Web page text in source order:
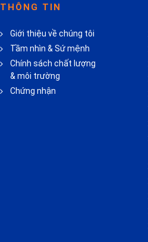
THÔNG TIN
Giới thiệu về chúng tôi
Tầm nhìn & Sứ mệnh
Chính sách chất lượng
& môi trường
Chứng nhận